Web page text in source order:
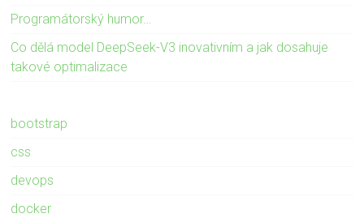
Programátorský humor…
Co dělá model DeepSeek-V3 inovativním a jak dosahuje
takové optimalizace
bootstrap
css
devops
docker